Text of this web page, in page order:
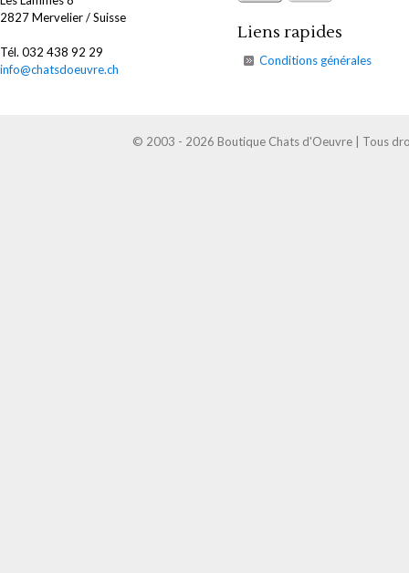
2827 Mervelier / Suisse
Tél. 032 438 92 29
info@chatsdoeuvre.ch
Liens rapides
Conditions générales
© 2003 - 2026 Boutique Chats d'Oeuvre | Tous